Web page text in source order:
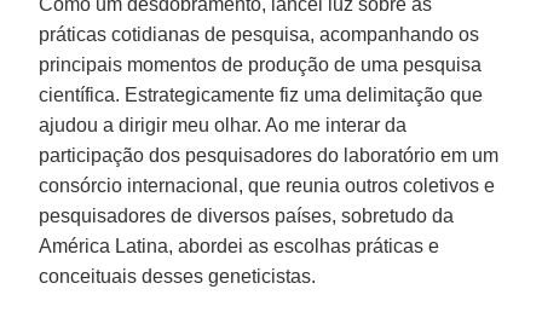
práticas cotidianas de pesquisa, acompanhando os
principais momentos de produção de uma pesquisa
científica. Estrategicamente fiz uma delimitação que
ajudou a dirigir meu olhar. Ao me interar da
participação dos pesquisadores do laboratório em um
consórcio internacional, que reunia outros coletivos e
pesquisadores de diversos países, sobretudo da
América Latina, abordei as escolhas práticas e
conceituais desses geneticistas.